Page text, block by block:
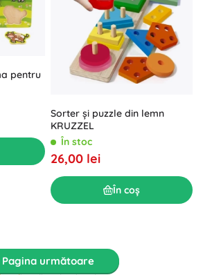
pentru
Sorter și puzzle din lemn
KRUZZEL
În stoc
26,00 lei
În coș
Pagina următoare